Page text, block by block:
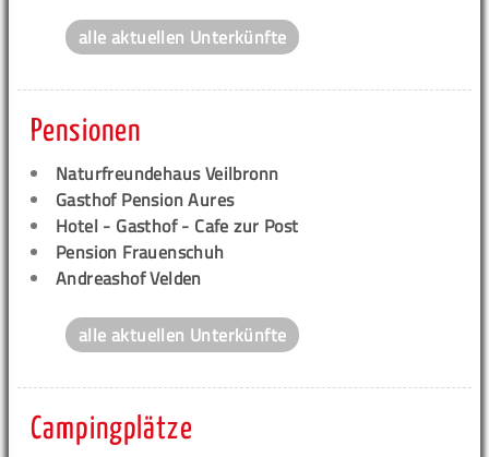
alle aktuellen Unterkünfte
Pensionen
Naturfreundehaus Veilbronn
Gasthof Pension Aures
Hotel - Gasthof - Cafe zur Post
Pension Frauenschuh
Andreashof Velden
alle aktuellen Unterkünfte
Campingplätze